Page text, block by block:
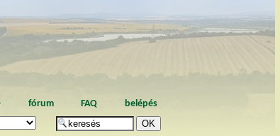
fórum FAQ belépés